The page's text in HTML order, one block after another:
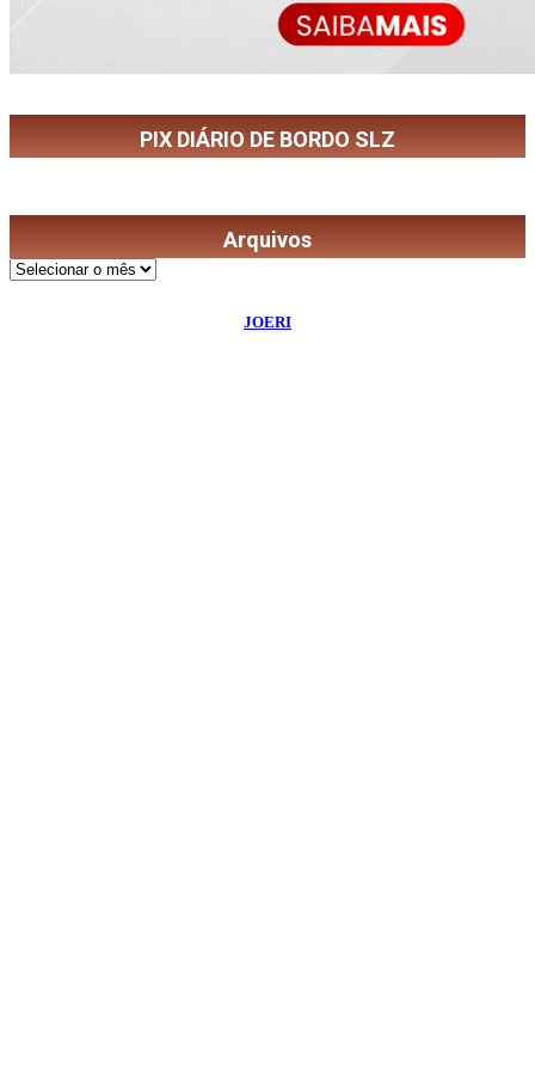
PIX DIÁRIO DE BORDO SLZ
Arquivos
Arquivos
JOERI